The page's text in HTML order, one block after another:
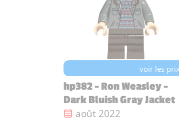
voir les
hp382 - Ron Weasley -
Dark Bluish Gray Jacket
Date de sortie :
août 2022